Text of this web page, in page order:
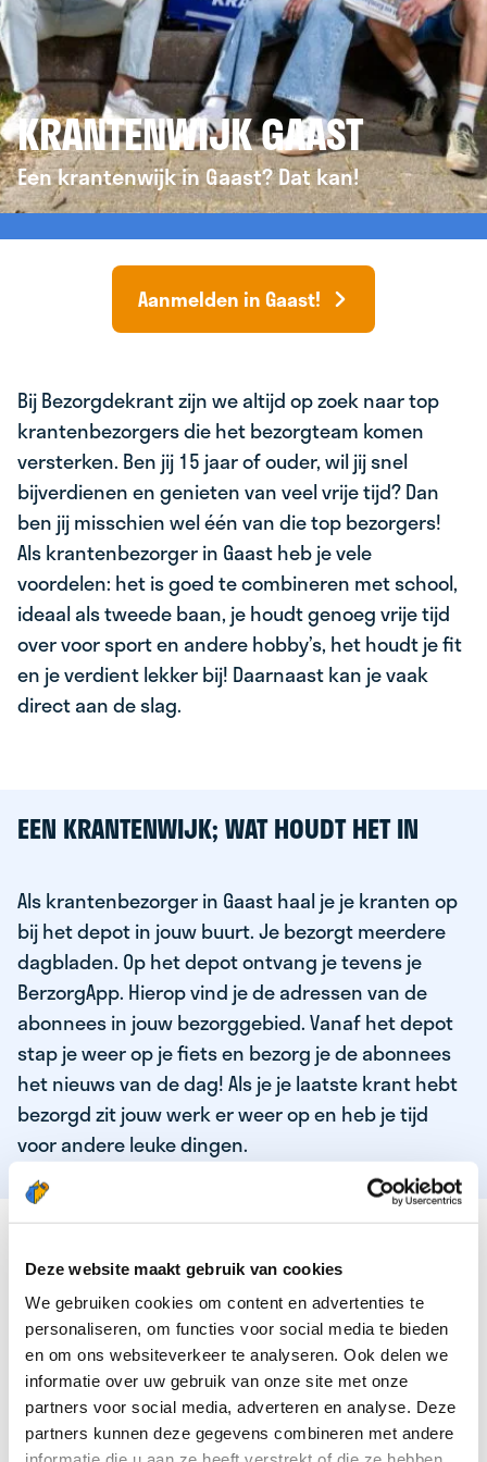
Deze website maakt gebruik van cookies
We gebruiken cookies om content en advertenties te
personaliseren, om functies voor social media te bieden
en om ons websiteverkeer te analyseren. Ook delen we
informatie over uw gebruik van onze site met onze
partners voor social media, adverteren en analyse. Deze
partners kunnen deze gegevens combineren met andere
KRANTENWIJK GAAST
Een krantenwijk in Gaast? Dat kan!
Aanmelden in Gaast!
Bij Bezorgdekrant zijn we altijd op zoek naar top
krantenbezorgers die het bezorgteam komen
versterken. Ben jij 15 jaar of ouder, wil jij snel
bijverdienen en genieten van veel vrije tijd? Dan
ben jij misschien wel één van die top bezorgers!
Als krantenbezorger in Gaast heb je vele
voordelen: het is goed te combineren met school,
ideaal als tweede baan, je houdt genoeg vrije tijd
over voor sport en andere hobby’s, het houdt je fit
en je verdient lekker bij! Daarnaast kan je vaak
direct aan de slag.
EEN KRANTENWIJK; WAT HOUDT HET IN
Als krantenbezorger in Gaast haal je je kranten op
bij het depot in jouw buurt. Je bezorgt meerdere
dagbladen. Op het depot ontvang je tevens je
BerzorgApp. Hierop vind je de adressen van de
abonnees in jouw bezorggebied. Vanaf het depot
stap je weer op je fiets en bezorg je de abonnees
het nieuws van de dag! Als je je laatste krant hebt
bezorgd zit jouw werk er weer op en heb je tijd
voor andere leuke dingen.
DEZE KWALITEITEN HEEFT ONZE TOP
KRANTENBEZORGER
Je bent verantwoordelijk en zelfstandig
Je houdt van lekker bewegen in de frisse lucht
Je houdt vooral van fijn werk dat lekker bijverdient!
Je wordt blij van het bezorgen van het laatste nieuws